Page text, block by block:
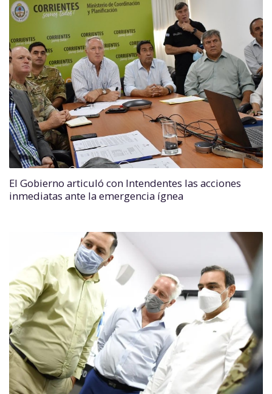
El Gobierno articuló con Intendentes las acciones
inmediatas ante la emergencia ígnea